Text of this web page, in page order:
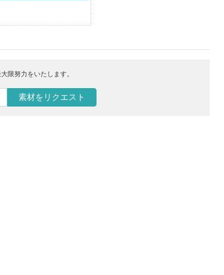
限努力をいたします。
素材をリクエスト